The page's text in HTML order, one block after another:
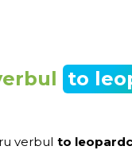
to
verbul to